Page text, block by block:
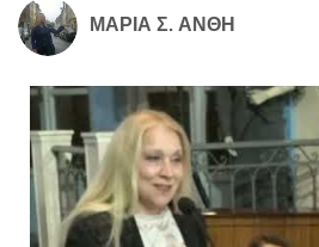
ΜΑΡΙΑ Σ. ΑΝΘΗ